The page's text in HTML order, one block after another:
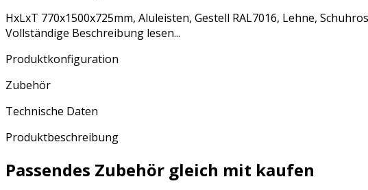
HxLxT 770x1500x725mm, Aluleisten, Gestell RAL7016, Lehne,
Vollständige Beschreibung lesen...
Produktkonfiguration
Zubehör
Technische Daten
Produktbeschreibung
Passendes Zubehör gleich mit kaufen